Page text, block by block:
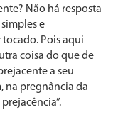
Não há resposta
e
tocado. Pois aqui
coisa do que de
a seu
na pregnância da